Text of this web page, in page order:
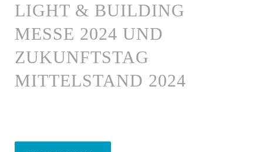
LIGHT & BUILDING
MESSE 2024 UND
ZUKUNFTSTAG
MITTELSTAND 2024